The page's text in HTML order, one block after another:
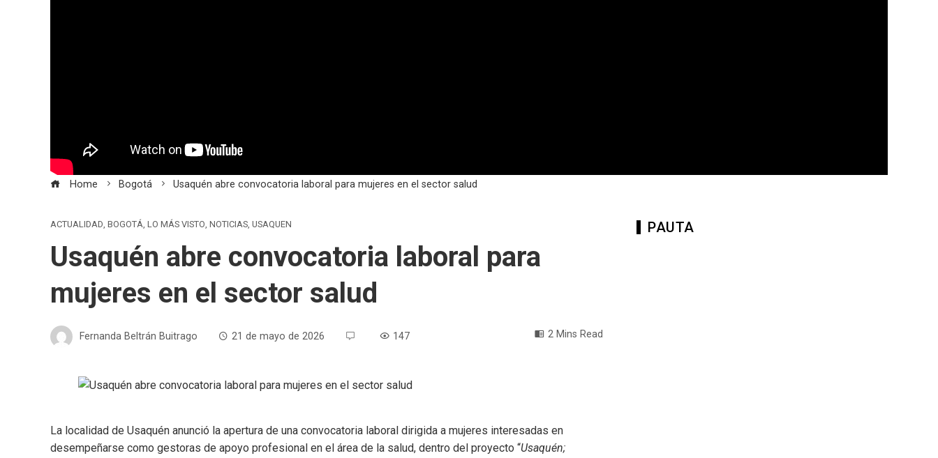
Home Bogotá Usaquén abre convocatoria laboral para mujeres en el sector salud
ACTUALIDAD, BOGOTÁ, LO MÁS VISTO, NOTICIAS, USAQUEN
Usaquén abre convocatoria laboral para
mujeres en el sector salud
Fernanda Beltrán Buitrago 21 de mayo de 2026 147 2 Mins Read
La localidad de Usaquén anunció la apertura de una convocatoria laboral dirigida a mujeres interesadas en
desempeñarse como gestoras de apoyo profesional en el área de la salud, dentro del proyecto “Usaquén;
PAUTA